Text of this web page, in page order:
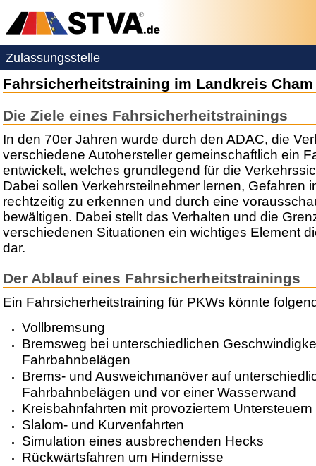
Zulassungsstelle
Fahrsicherheitstraining im Landkreis Cham
Die Ziele eines Fahrsicherheitstrainings
In den 70er Jahren wurde durch den ADAC, die
verschiedene Autohersteller gemeinschaftlich ein
entwickelt, welches grundlegend für die
Dabei sollen Verkehrsteilnehmer lernen, Gefahren
rechtzeitig zu erkennen und durch eine
bewältigen. Dabei stellt das Verhalten und die
verschiedenen Situationen ein wichtiges Element
dar.
Der Ablauf eines Fahrsicherheitstrainings
Ein Fahrsicherheitstraining für PKWs könnte
Vollbremsung
Bremsweg bei unterschiedlichen
Fahrbahnbelägen
Brems- und Ausweichmanöver auf
Fahrbahnbelägen und vor einer Wasserwand
Kreisbahnfahrten mit provoziertem
Slalom- und Kurvenfahrten
Simulation eines ausbrechenden Hecks
Rückwärtsfahren um Hindernisse